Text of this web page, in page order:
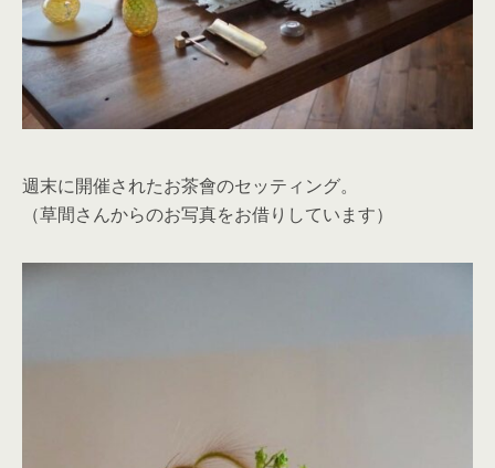
週末に開催されたお茶會のセッティング。
（草間さんからのお写真をお借りしています）